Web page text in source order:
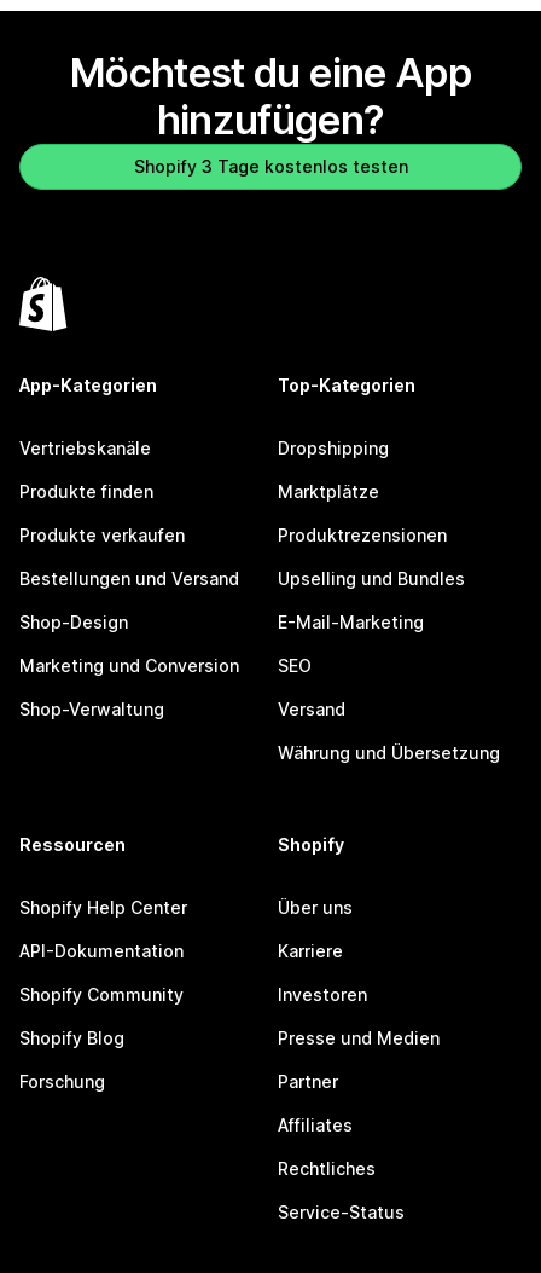
Möchtest du eine App
hinzufügen?
Shopify 3 Tage kostenlos testen
App-Kategorien
Vertriebskanäle
Produkte finden
Produkte verkaufen
Bestellungen und Versand
Shop-Design
Marketing und Conversion
Shop-Verwaltung
Top-Kategorien
Dropshipping
Marktplätze
Produktrezensionen
Upselling und Bundles
E-Mail-Marketing
SEO
Versand
Währung und Übersetzung
Ressourcen
Shopify Help Center
API-Dokumentation
Shopify Community
Shopify Blog
Forschung
Shopify
Über uns
Karriere
Investoren
Presse und Medien
Partner
Affiliates
Rechtliches
Service-Status